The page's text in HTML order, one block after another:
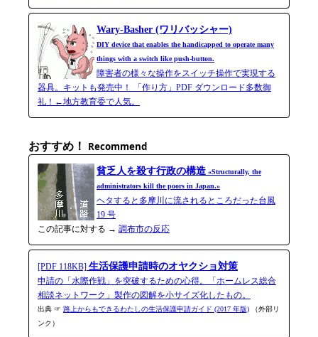
Wary-Basher (ワリバッシャー)
DIY device that enables the handicapped to operate many
things with a switch like push-button.
障害者の様々な操作をスイッチ操作で実現する
器具。キットも発売中！ 「作り方」PDF ダウンロード多数御
礼！←地方教育委で人気。
おすすめ！ Recommend
貧乏人を殺す行政の構造 «Structurally, the
administrators kill the poors in Japan.»
ヘタすると多摩川に流されるところだった台風
19 号
この記事に対する → 調布市の反応
[PDF 118KB] 生活保護申請時のオヤクショ対策
申請の「水際作戦」を突破するための心得。「ホームレス総合
相談ネットワーク」製作の図解を小サイズ化したもの。
出典 ☞ 路上からもできるわたしの生活保護申請ガイド (2017 年版) （外部リ
ンク）